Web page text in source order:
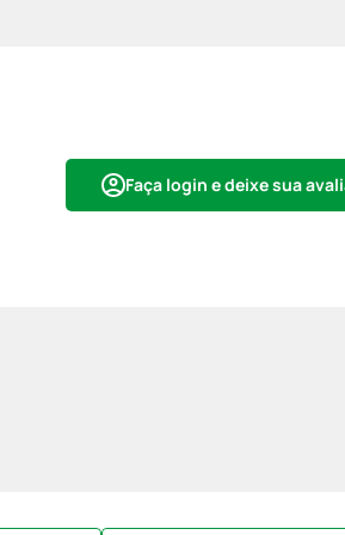
Faça login e deixe sua